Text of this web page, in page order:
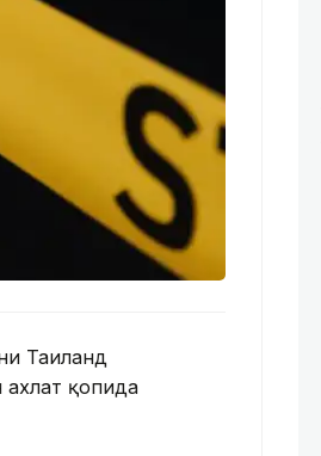
Таиланд
қопида